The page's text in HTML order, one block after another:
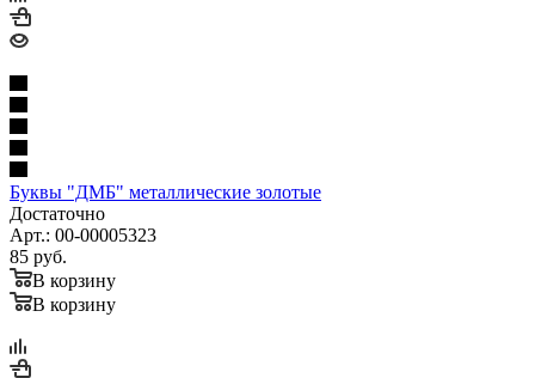
Буквы "ДМБ" металлические золотые
Достаточно
Арт.: 00-00005323
85 руб.
В корзину
В корзину